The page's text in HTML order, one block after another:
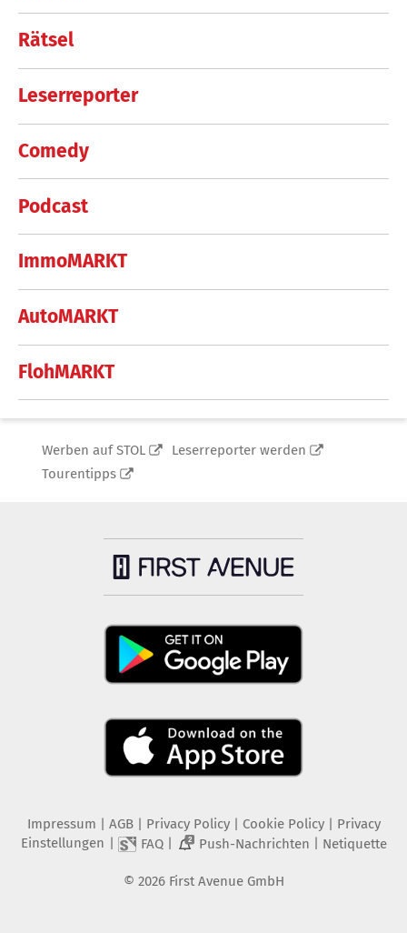
Rätsel
Leserreporter
Comedy
Podcast
ImmoMARKT
AutoMARKT
FlohMARKT
Werben auf STOL
Leserreporter werden
Tourentipps
Impressum AGB Privacy Policy| Cookie Policy| Privacy
Einstellungen
FAQ| 2 Push-Nachrichten Netiquette
© 2026 First Avenue GmbH